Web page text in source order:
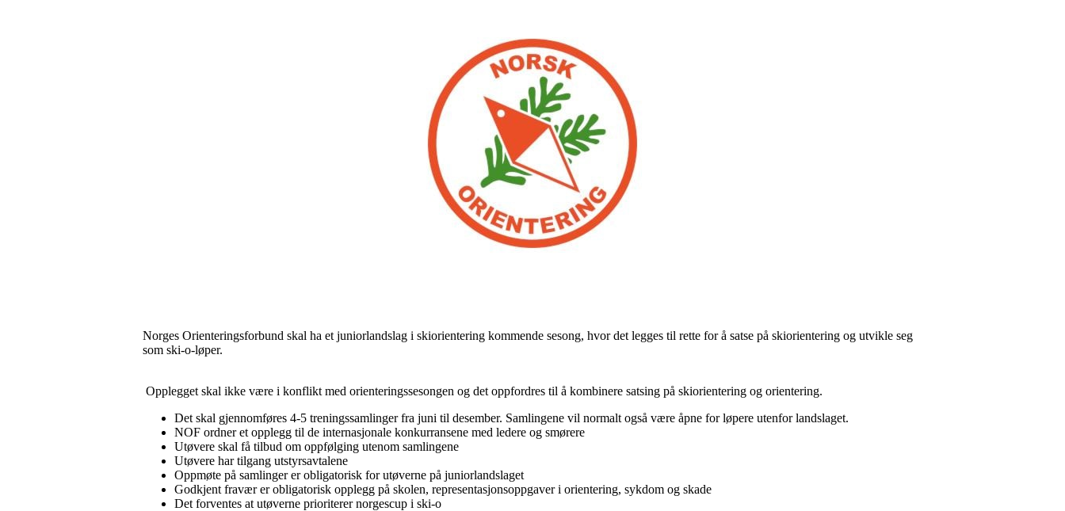
Norges Orienteringsforbund skal ha et juniorlandslag i skiorientering kommende sesong, hvor det legges til rette for å satse på skiorientering og utvikle seg
som ski-o-løper.
Opplegget skal ikke være i konflikt med orienteringssesongen og det oppfordres til å kombinere satsing på skiorientering og orientering.
Det skal gjennomføres 4-5 treningssamlinger fra juni til desember. Samlingene vil normalt også være åpne for løpere utenfor landslaget.
NOF ordner et opplegg til de internasjonale konkurransene med ledere og smørere
Utøvere skal få tilbud om oppfølging utenom samlingene
Utøvere har tilgang utstyrsavtalene
Oppmøte på samlinger er obligatorisk for utøverne på juniorlandslaget
Godkjent fravær er obligatorisk opplegg på skolen, representasjonsoppgaver i orientering, sykdom og skade
Det forventes at utøverne prioriterer norgescup i ski-o